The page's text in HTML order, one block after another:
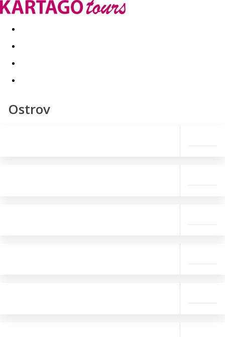
Last minute Dovolenkové kluby
Ostrov